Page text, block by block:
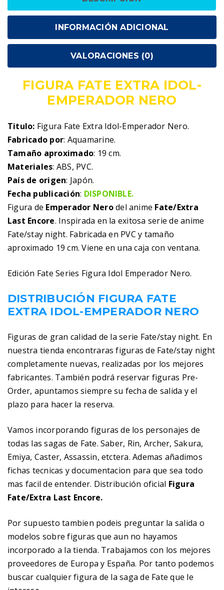
INFORMACIÓN ADICIONAL
VALORACIONES (0)
FIGURA FATE EXTRA IDOL-
EMPERADOR NERO
Titulo: Figura Fate Extra Idol-Emperador Nero.
Fabricado por: Aquamarine.
Tamaño aproximado: 19 cm.
Materiales: ABS, PVC.
País de origen: Japón.
Fecha publicación: DISPONIBLE.
Figura de Emperador Nerodel anime Fate/Extra
Last Encore. Inspirada en la exitosa serie de anime
Fate/stay night. Fabricada en PVC y tamaño
aproximado 19 cm. Viene en una caja con ventana.
Edición Fate Series Figura Idol Emperador Nero.
DISTRIBUCIÓN FIGURA FATE
EXTRA IDOL-EMPERADOR NERO
Figuras de gran calidad de la serie Fate/stay night. En
nuestra tienda encontraras figuras de Fate/stay night
completamente nuevas, realizadas por los mejores
fabricantes. También podrá reservar figuras Pre-
Order, apuntamos siempre su fecha de salida y el
plazo para hacer la reserva.
Vamos incorporando figuras de los personajes de
todas las sagas de Fate. Saber, Rin, Archer, Sakura,
Emiya, Caster, Assassin, etctera. Ademas añadimos
fichas tecnicas y documentacion para que sea todo
mas facil de entender. Distribución oficial Figura
Fate/Extra Last Encore.
Por supuesto tambien podeis preguntar la salida o
modelos sobre figuras que aun no hayamos
incorporado a la tienda. Trabajamos con los mejores
proveedores de Europa y España. Por tanto podemos
buscar cualquier figura de la saga de Fate que le